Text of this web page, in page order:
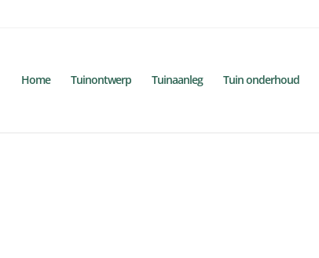
Home Tuinontwerp Tuinaanleg Tuin onderhoud